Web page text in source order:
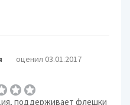
оценил 03.01.2017
поддерживает флешки